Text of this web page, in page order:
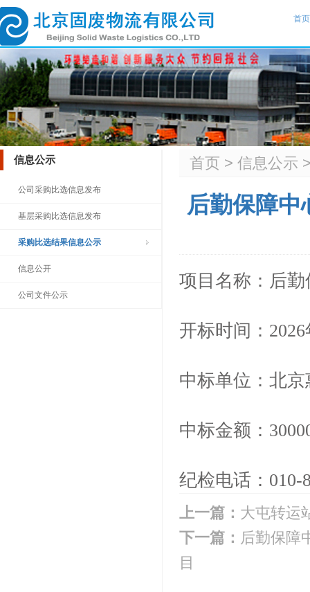
首页
信息公示
公司采购比选信息发布
基层采购比选信息发布
采购比选结果信息公示
信息公开
公司文件公示
首页 > 信息公示
后勤保障中
项目名称：后
开标时间：
中标单位：北
中标金额：
纪检电话：010-
上一篇： 大屯转运
下一篇： 后勤保障
目